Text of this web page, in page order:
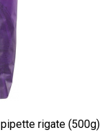
rigate (500g)